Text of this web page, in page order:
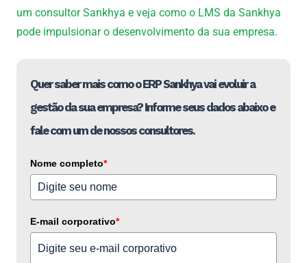
um consultor Sankhya e veja como o LMS da Sankhya
pode impulsionar o desenvolvimento da sua empresa.
Quer saber mais como o ERP Sankhya vai evoluir a
gestão da sua empresa? Informe seus dados abaixo e
fale com um de nossos consultores.
Nome completo*
E-mail corporativo*